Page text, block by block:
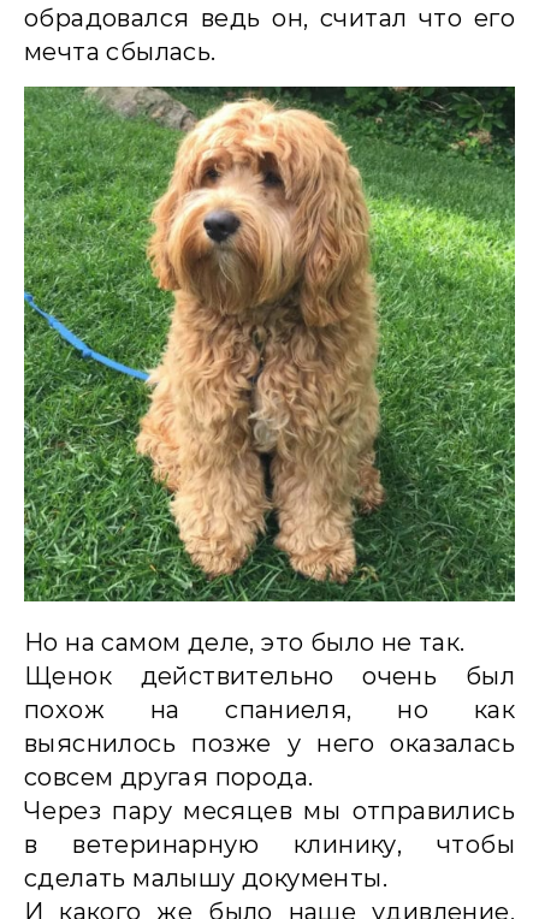
обрадовался ведь он, считал что его
мечта сбылась.
Но на самом деле, это было не так.
Щенок действительно очень был
похож на спаниеля, но как
выяснилось позже у него оказалась
совсем другая порода.
Через пару месяцев мы отправились
в ветеринарную клинику, чтобы
сделать малышу документы.
И какого же было наше удивление,